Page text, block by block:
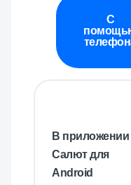
С
В приложении
Салют для
Android